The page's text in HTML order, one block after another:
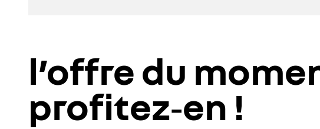
l’offre du
profitez‑en !